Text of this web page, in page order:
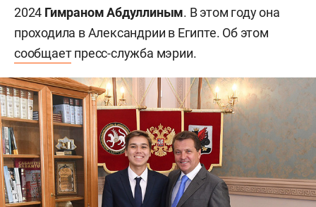
2024 Гимраном Абдуллиным. В этом году она
проходила в Александрии в Египте. Об этом
сообщаетпресс-служба мэрии.